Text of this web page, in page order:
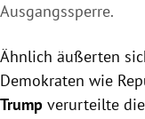
Ausgangssperre.
Ähnlich äußerten
Demokraten wie
Trump verurteilte